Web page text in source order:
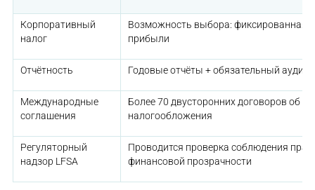
Корпоративный
налог
Возможность выбора: фиксированная
прибыли
Отчётность Годовые отчёты + обязательный аудит
Международные
соглашения
Более 70 двусторонних договоров об
налогообложения
Регуляторный
надзор LFSA
Проводится проверка соблюдения
финансовой прозрачности